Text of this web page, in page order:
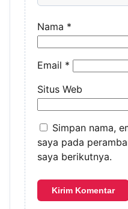
Nama *
Email *
Situs Web
Simpan nama,
saya pada
saya berikutnya.